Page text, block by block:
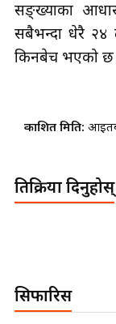
सङ्ख्याका
सबैभन्दा धेरै २४
किनबेच भएको छ
प्रकाशित मिति:
प्रतिक्रिया दिनुहोस्
सिफारिस